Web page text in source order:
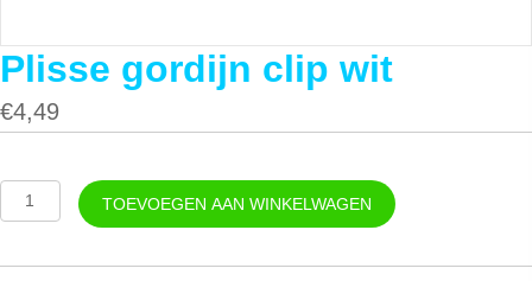
Plisse gordijn clip wit
€4,49
Plisse
gordijn
TOEVOEGEN AAN WINKELWAGEN